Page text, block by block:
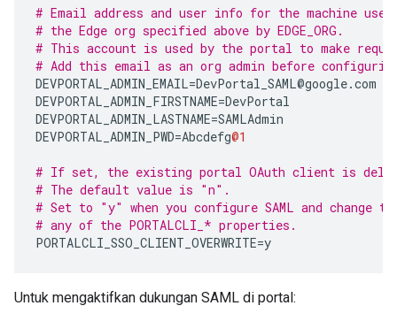
# Email address and user info for the machine
# the Edge org specified above by EDGE_ORG.
# This account is used by the portal to make
# Add this email as an org admin before
DEVPORTAL_ADMIN_EMAIL=DevPortal_SAML@google.com
DEVPORTAL_ADMIN_FIRSTNAME=DevPortal
DEVPORTAL_ADMIN_LASTNAME=SAMLAdmin
DEVPORTAL_ADMIN_PWD=Abcdefg@1
# If set, the existing portal OAuth client is
# The default value is "n".
# Set to "y" when you configure SAML and change
# any of the PORTALCLI_* properties.
PORTALCLI_SSO_CLIENT_OVERWRITE=y
Untuk mengaktifkan dukungan SAML di portal: